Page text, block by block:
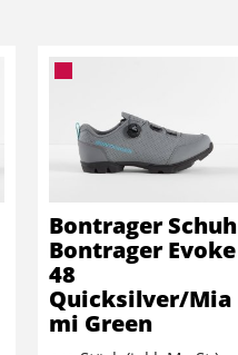
Bontrager Schuh
Bontrager Evoke
48
Quicksilver/Mia
mi Green